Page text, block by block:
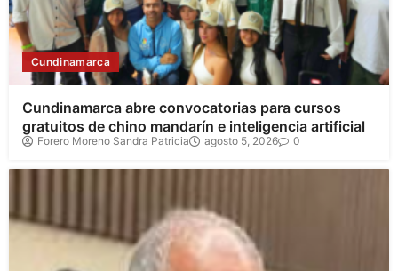
Cundinamarca
Cundinamarca abre convocatorias para cursos
gratuitos de chino mandarín e inteligencia artificial
Forero Moreno Sandra Patricia agosto 5, 2026 0